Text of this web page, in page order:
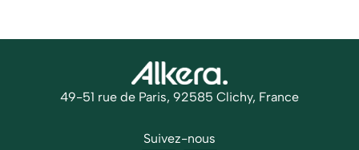
49-51 rue de Paris, 92585 Clichy, France
Suivez-nous